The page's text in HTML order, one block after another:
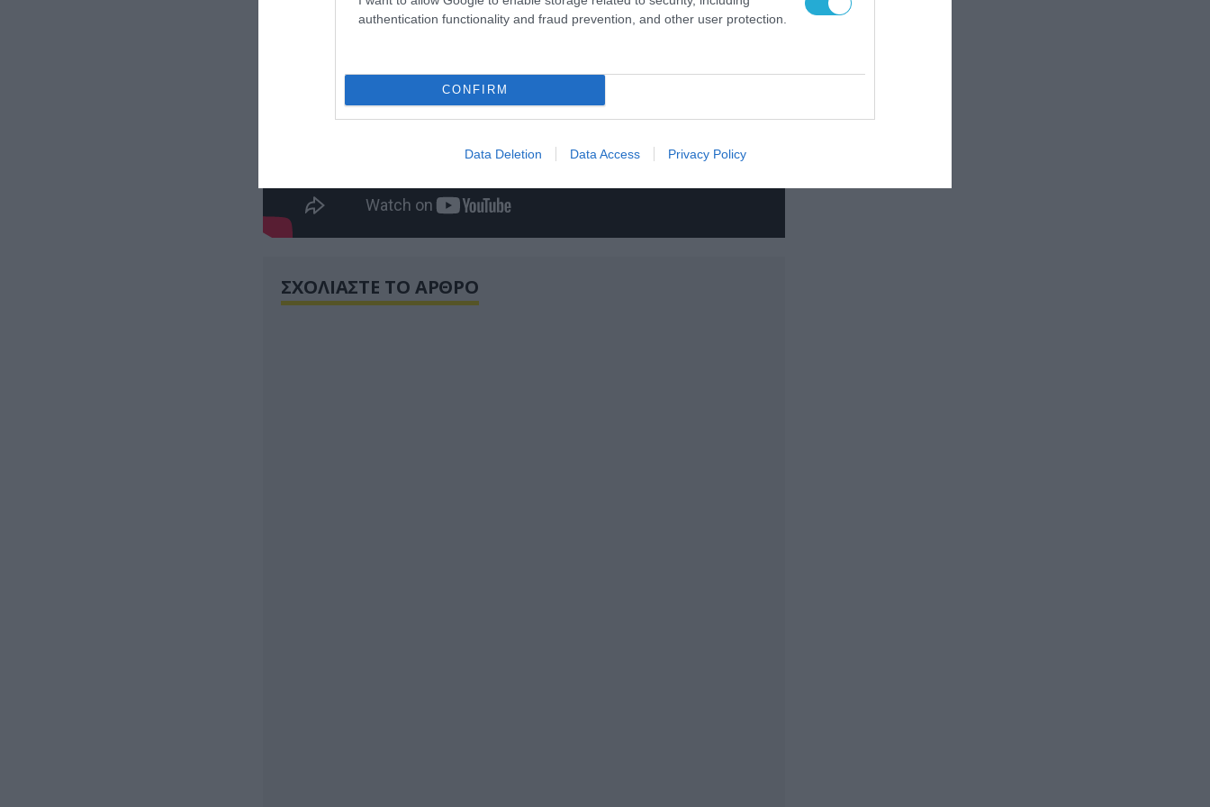
authentication functionality and fraud prevention, and other user protection.
CONFIRM
Data Deletion Data Access Privacy Policy
ΣΧΟΛΙΑΣΤΕ ΤΟ ΑΡΘΡΟ